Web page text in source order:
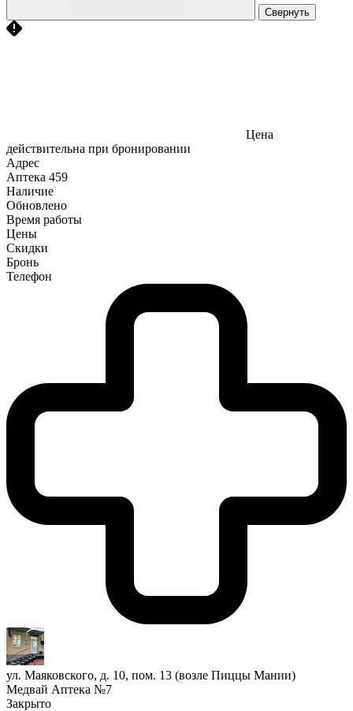
Свернуть
Цена
действительна при бронировании
Адрес
Аптека 459
Наличие
Обновлено
Время работы
Цены
Скидки
Бронь
Телефон
ул. Маяковского, д. 10, пом. 13 (возле Пиццы Мании)
Медвай Аптека №7
Закрыто